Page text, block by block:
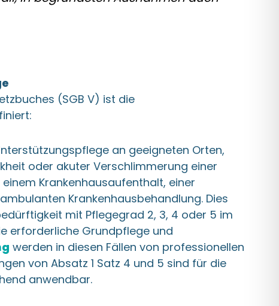
(SGB V) ist die
an geeigneten Orten,
oder akuter Verschlimmerung einer
Krankenhausaufenthalt, einer
Krankenhausbehandlung. Dies
mit Pflegegrad 2, 3, 4 oder 5 im
erforderliche Grundpflege und
werden in diesen Fällen von professionellen
von Absatz 1 Satz 4 und 5 sind für die
anwendbar.